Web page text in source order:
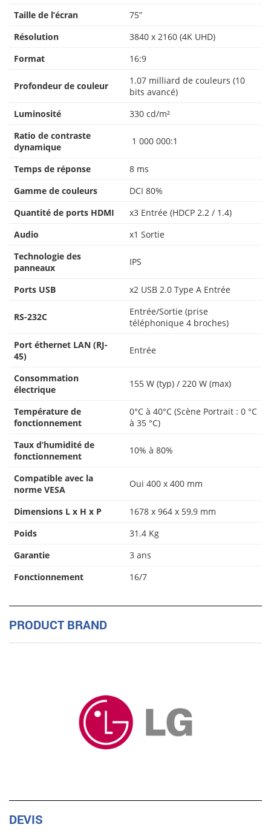
Taille de l’écran
75”
Résolution
3840 x 2160 (4K UHD)
Format
16:9
Profondeur de couleur
1.07 milliard de couleurs (10
bits avancé)
Luminosité
330 cd/m²
Ratio de contraste
dynamique
1 000 000:1
Temps de réponse
8 ms
Gamme de couleurs
DCI 80%
Quantité de ports HDMI
x3 Entrée (HDCP 2.2 / 1.4)
Audio
x1 Sortie
Technologie des
panneaux
IPS
Ports USB x2 USB 2.0 Type A Entrée
RS-232C
Entrée/Sortie (prise
téléphonique 4 broches)
Port éthernet LAN (RJ-
45)
Entrée
Consommation
électrique
155 W (typ) / 220 W (max)
Température de
fonctionnement
0°C à 40°C (Scène Portrait : 0 °C
à 35 °C)
Taux d’humidité de
fonctionnement
10% à 80%
Compatible avec la
norme VESA
Oui 400 x 400 mm
Dimensions L x H x P
1678 x 964 x 59,9 mm
Poids
31.4 Kg
Garantie
3 ans
Fonctionnement
16/7
PRODUCT BRAND
DEVIS